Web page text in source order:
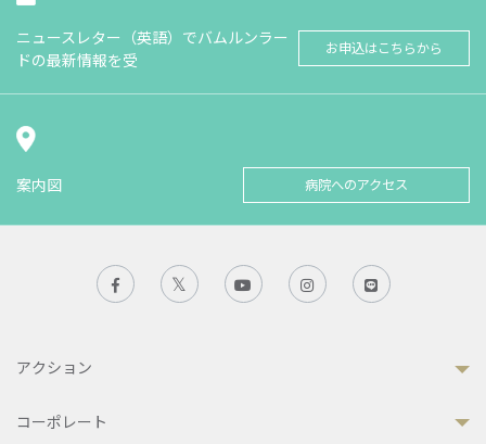
ニュースレター（英語）でバムルンラー
ドの最新情報を受
お申込はこちらから
案内図 病院へのアクセス
アクション
コーポレート